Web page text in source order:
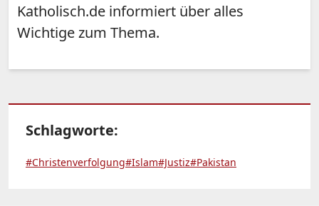
Katholisch.de informiert über alles
Wichtige zum Thema.
Schlagworte:
#Christenverfolgung#Islam#Justiz#Pakistan